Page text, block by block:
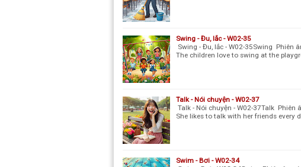
Swing - Đu, lắc - W02-35
Swing - Đu, lắc - W02-35Swing Phiên
The children love to swing at the
Talk - Nói chuyện - W02-37
Talk - Nói chuyện - W02-37Talk Phiên
She likes to talk with her friends every
Swim - Bơi - W02-34